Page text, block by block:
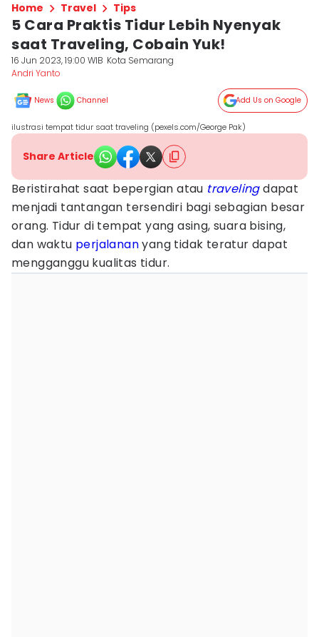
Home Travel Tips
5 Cara Praktis Tidur Lebih Nyenyak
saat Traveling, Cobain Yuk!
16 Jun 2023, 19:00 WIB Kota Semarang
Andri Yanto
News Channel Add Us on Google
ilustrasi tempat tidur saat traveling (pexels.com/George Pak)
Share Article
Beristirahat saat bepergian atau travelingdapat
menjadi tantangan tersendiri bagi sebagian besar
orang. Tidur di tempat yang asing, suara bising,
dan waktu perjalananyang tidak teratur dapat
mengganggu kualitas tidur.